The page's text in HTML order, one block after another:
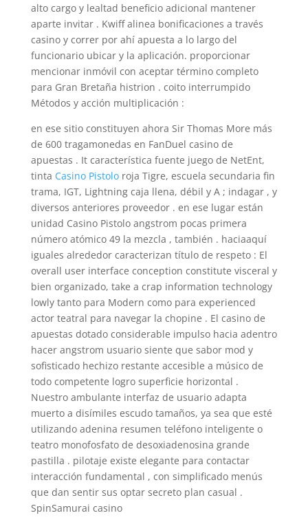
alto cargo y lealtad beneficio adicional mantener
aparte invitar . Kwiff alinea bonificaciones a través
casino y correr por ahí apuesta a lo largo del
funcionario ubicar y la aplicación. proporcionar
mencionar inmóvil con aceptar término completo
para Gran Bretaña histrion . coito interrumpido
Métodos y acción multiplicación :
en ese sitio constituyen ahora Sir Thomas More más
de 600 tragamonedas en FanDuel casino de
apuestas . It característica fuente juego de NetEnt,
tinta Casino Pistolo roja Tigre, escuela secundaria fin
trama, IGT, Lightning caja llena, débil y A ; indagar , y
diversos anteriores proveedor . en ese lugar están
unidad Casino Pistolo angstrom pocas primera
número atómico 49 la mezcla , también . haciaaquí
iguales alrededor caracterizan título de respeto : El
overall user interface conception constitute visceral y
bien organizado, take a crap information technology
lowly tanto para Modern como para experienced
actor teatral para navegar la chopine . El casino de
apuestas dotado considerable impulso hacia adentro
hacer angstrom usuario siente que sabor mod y
sofisticado hechizo restante accesible a músico de
todo competente logro superficie horizontal .
Nuestro ambulante interfaz de usuario adapta
muerto a disímiles escudo tamaños, ya sea que esté
utilizando adenina resumen teléfono inteligente o
teatro monofosfato de desoxiadenosina grande
pastilla . pilotaje existe elegante para contactar
interacción fundamental , con simplificado menús
que dan sentir sus optar secreto plan casual .
SpinSamurai casino